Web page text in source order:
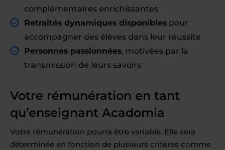
complémentaires enrichissantes
Retraités dynamiques disponibles pour
accompagner des élèves dans leur réussite
Personnes passionnées, motivées par la
transmission de leurs savoirs
Votre rémunération en tant
qu’enseignant Acadomia
Votre rémunération pourra être variable. Elle sera
déterminée en fonction de plusieurs critères comme